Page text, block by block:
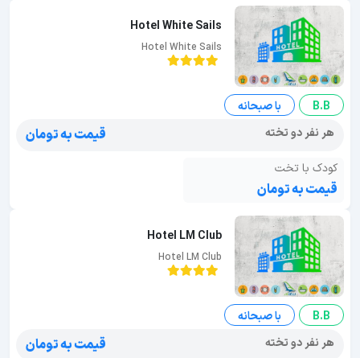
Hotel White Sails
Hotel White Sails
B.B
با صبحانه
هر نفر دو تخته
قیمت به تومان
کودک با تخت
قیمت به تومان
Hotel LM Club
Hotel LM Club
B.B
با صبحانه
هر نفر دو تخته
قیمت به تومان